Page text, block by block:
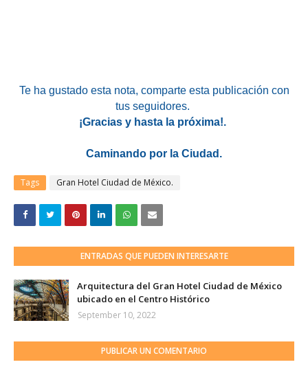
Te ha gustado esta nota, comparte esta publicación con
tus seguidores.
¡Gracias y hasta la próxima!.
Caminando por la Ciudad.
Tags Gran Hotel Ciudad de México.
ENTRADAS QUE PUEDEN INTERESARTE
Arquitectura del Gran Hotel Ciudad de México
ubicado en el Centro Histórico
September 10, 2022
PUBLICAR UN COMENTARIO